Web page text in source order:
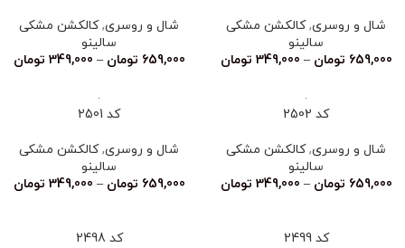
شال و روسری,کالکشن مشکی
سالینو
659,000 تومان –
349,000 تومان
شال و روسری,کالکشن مشکی
سالینو
659,000 تومان –
349,000 تومان
کد 2502
شال و روسری,کالکشن مشکی
سالینو
659,000 تومان –
349,000 تومان
کد 2501
شال و روسری,کالکشن مشکی
سالینو
659,000 تومان –
349,000 تومان
کد 2499 کد 2498